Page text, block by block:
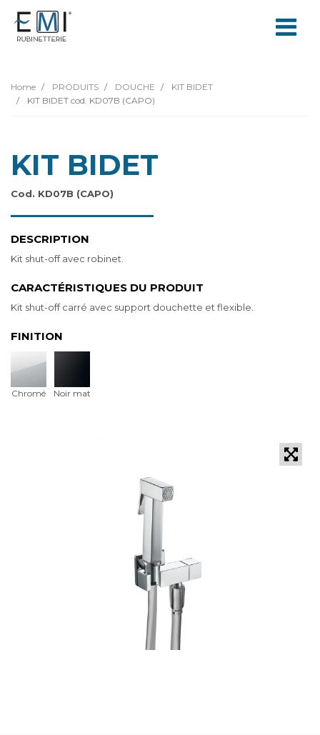
Home PRODUITS DOUCHE
KIT BIDET
KIT BIDET cod. KD07B (CAPO)
KIT BIDET
Cod. KD07B (CAPO)
DESCRIPTION
Kit shut-off avec robinet.
CARACTÉRISTIQUES DU PRODUIT
Kit shut-off carré avec support douchette et flexible.
FINITION
Chromé Noir mat